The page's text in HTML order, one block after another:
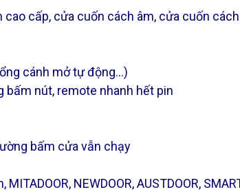
cấp, cửa cuốn cách âm, cửa cuốn
cánh mở tự động…)
bấm nút, remote nhanh hết pin
bấm cửa vẫn chạy
NEWDOOR, AUSTDOOR,